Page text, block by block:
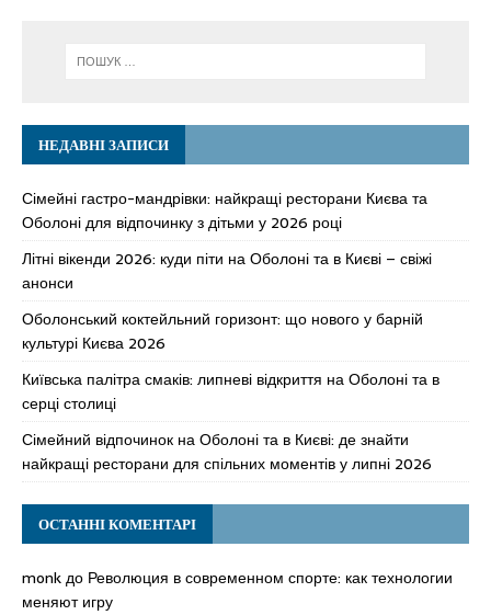
НЕДАВНІ ЗАПИСИ
Сімейні гастро-мандрівки: найкращі ресторани Києва та
Оболоні для відпочинку з дітьми у 2026 році
Літні вікенди 2026: куди піти на Оболоні та в Києві – свіжі
анонси
Оболонський коктейльний горизонт: що нового у барній
культурі Києва 2026
Київська палітра смаків: липневі відкриття на Оболоні та в
серці столиці
Сімейний відпочинок на Оболоні та в Києві: де знайти
найкращі ресторани для спільних моментів у липні 2026
ОСТАННІ КОМЕНТАРІ
monkдо Революция в современном спорте: как технологии
меняют игру